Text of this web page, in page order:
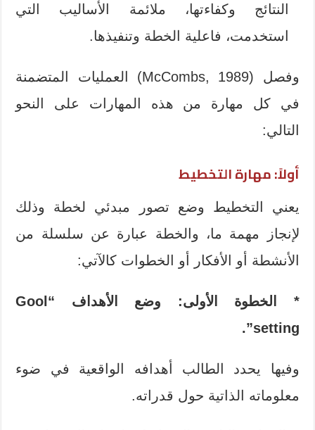
النتائج وكفاءتها، ملائمة الأساليب التي
استخدمت، فاعلية الخطة وتنفيذها.
وفصل (McCombs, 1989) العمليات المتضمنة
في كل مهارة من هذه المهارات على النحو
التالي:
أولاً: مهارة التخطيط
يعني التخطيط وضع تصور مبدئي لخطة وذلك
لإنجاز مهمة ما، والخطة عبارة عن سلسلة من
الأنشطة أو الأفكار أو الخطوات كالآتي:
* الخطوة الأولى: وضع الأهداف
“Gool
setting”
.
وفيها يحدد الطالب أهدافه الواقعية في ضوء
معلوماته الذاتية حول قدراته.